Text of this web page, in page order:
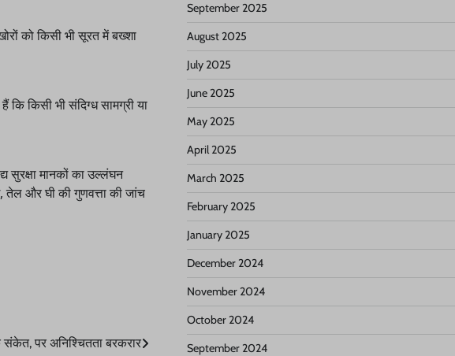
को किसी भी सूरत में बख्शा
कि किसी भी संदिग्ध सामग्री या
सुरक्षा मानकों का उल्लंघन
तेल और घी की गुणवत्ता की जांच
संकेत, पर अनिश्चितता बरकरार
September 2025
August 2025
July 2025
June 2025
May 2025
April 2025
March 2025
February 2025
January 2025
December 2024
November 2024
October 2024
September 2024